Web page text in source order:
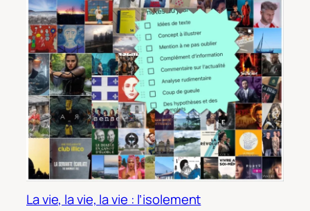
La vie, la vie, la vie : l’isolement